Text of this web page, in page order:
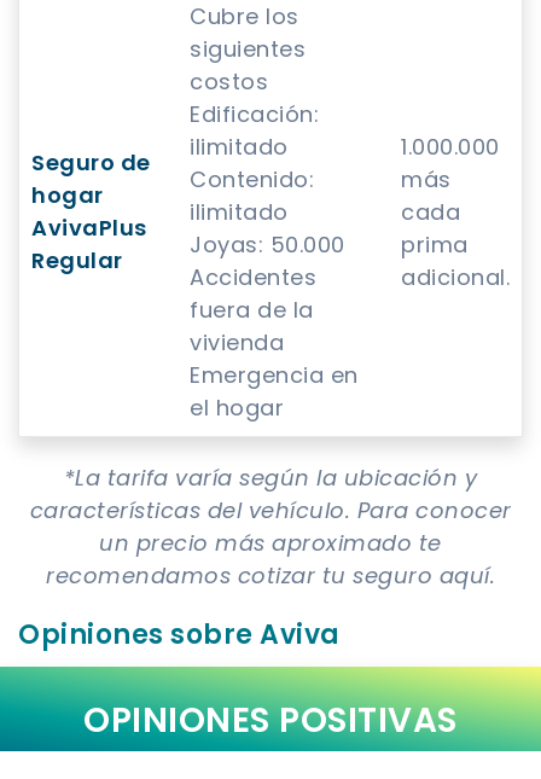
Seguro de
hogar
AvivaPlus
Regular
Cubre los
siguientes
costos
Edificación:
ilimitado
Contenido:
ilimitado
Joyas: 50.000
Accidentes
fuera de la
vivienda
Emergencia en
el hogar
1.000.000
más
cada
prima
adicional.
*La tarifa varía según la ubicación y
características del vehículo. Para conocer
un precio más aproximado te
recomendamos cotizar tu seguro aquí.
Opiniones sobre Aviva
OPINIONES POSITIVAS